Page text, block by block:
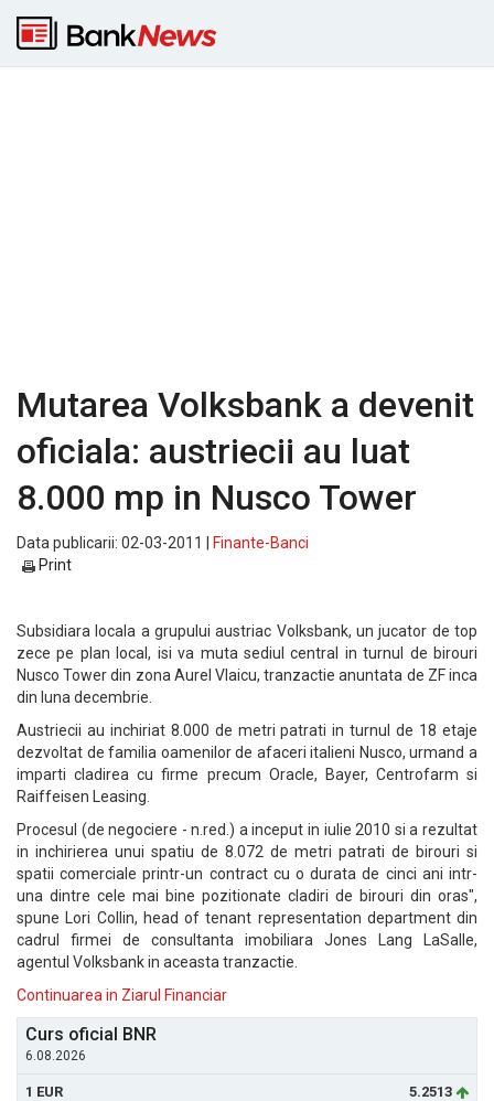
Mutarea Volksbank a devenit
oficiala: austriecii au luat
8.000 mp in Nusco Tower
Data publicarii: 02-03-2011 |
Finante-Banci
Print
Subsidiara locala a grupului austriac Volksbank, un jucator de top
zece pe plan local, isi va muta sediul central in turnul de birouri
Nusco Tower din zona Aurel Vlaicu, tranzactie anuntata de ZF inca
din luna decembrie.
Austriecii au inchiriat 8.000 de metri patrati in turnul de 18 etaje
dezvoltat de familia oamenilor de afaceri italieni Nusco, urmand a
imparti cladirea cu firme precum Oracle, Bayer, Centrofarm si
Raiffeisen Leasing.
Procesul (de negociere - n.red.) a inceput in iulie 2010 si a rezultat
in inchirierea unui spatiu de 8.072 de metri patrati de birouri si
spatii comerciale printr-un contract cu o durata de cinci ani intr-
una dintre cele mai bine pozitionate cladiri de birouri din oras",
spune Lori Collin, head of tenant representation department din
cadrul firmei de consultanta imobiliara Jones Lang LaSalle,
agentul Volksbank in aceasta tranzactie.
Continuarea in Ziarul Financiar
Curs oficial BNR
6.08.2026
1 EUR
5.2513